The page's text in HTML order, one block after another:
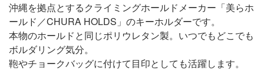
沖縄を拠点とするクライミングホールドメーカー「美らホ
ールド／CHURA HOLDS」のキーホルダーです。
本物のホールドと同じポリウレタン製。いつでもどこでも
ボルダリング気分。
鞄やチョークバッグに付けて目印としても活躍します。